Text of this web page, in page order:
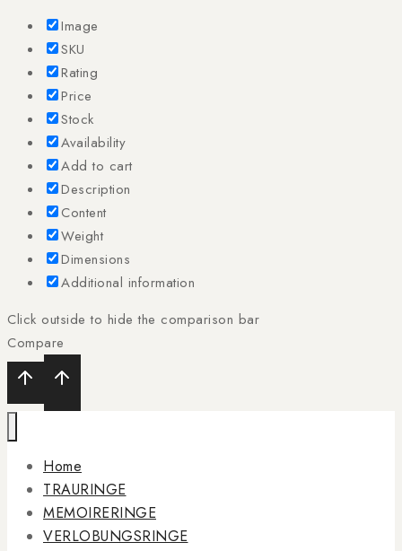
Image
SKU
Rating
Price
Stock
Availability
Add to cart
Description
Content
Weight
Dimensions
Additional information
Click outside to hide the comparison bar
Compare
Home
TRAURINGE
MEMOIRERINGE
VERLOBUNGSRINGE